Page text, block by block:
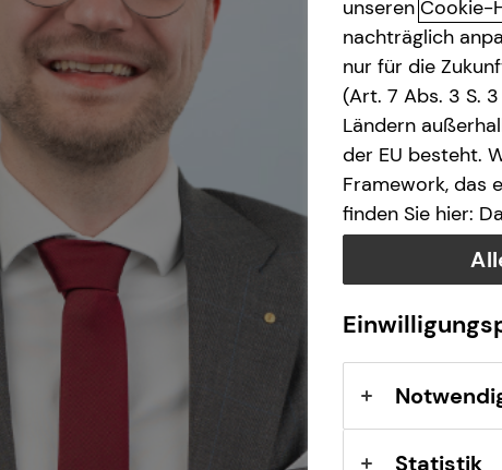
Kindervorsorge
Immobilienfinanzierung
Private Krankenvorsorge
Sach- und
Vermögenssicherung
Gewerbliche Versicherungen
Spezialisten-Netzwerk
Videoberatung
unseren Cookie-
nachträglich
nur für die
(Art. 7 Abs. 3 S.
Ländern
der EU besteht.
Framework, das
finden Sie hier:
Statistik